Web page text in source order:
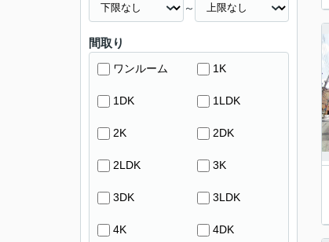
～
間取り
ワンルーム 1K
1DK 1LDK
2K 2DK
2LDK 3K
3DK 3LDK
4K 4DK